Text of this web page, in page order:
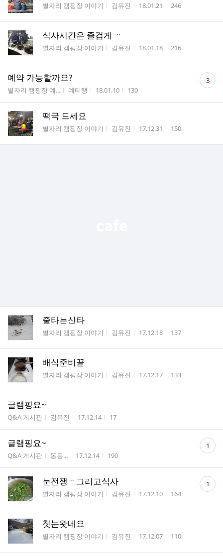
게시판명
별자리 캠핑장 이야기 작성자
김유진 작성시간
18.01.21 조회수
246
식사시간은 즐겁게 ᆢ
게시판명
별자리 캠핑장 이야기 작성자
김유진 작성시간
18.01.18 조회수
216
예약 가능할까요?
게시판명
별자리 캠핑장 예... 작성자
예티탱 작성시간
18.01.10 조회수
130
댓
글 3
떡국 드세요
게시판명
별자리 캠핑장 이야기 작성자
김유진 작성시간
17.12.31 조회수
150
줄타는신타
게시판명
별자리 캠핑장 이야기 작성자
김유진 작성시간
17.12.18 조회수
137
배식준비끝
게시판명
별자리 캠핑장 이야기 작성자
김유진 작성시간
17.12.17 조회수
133
글램핑요~
게시판명
Q&A 게시판 작성자
김유진 작성시간
17.12.14 조회수
17
글램핑요~
게시판명
Q&A 게시판 작성자
동동... 작성시간
17.12.14 조회수
190
댓
글 1
눈전쟁ᆢ그리고식사
게시판명
별자리 캠핑장 이야기 작성자
김유진 작성시간
17.12.10 조회수
164
댓
글 1
첫눈왓네요
게시판명
별자리 캠핑장 이야기 작성자
김유진 작성시간
17.12.07 조회수
110